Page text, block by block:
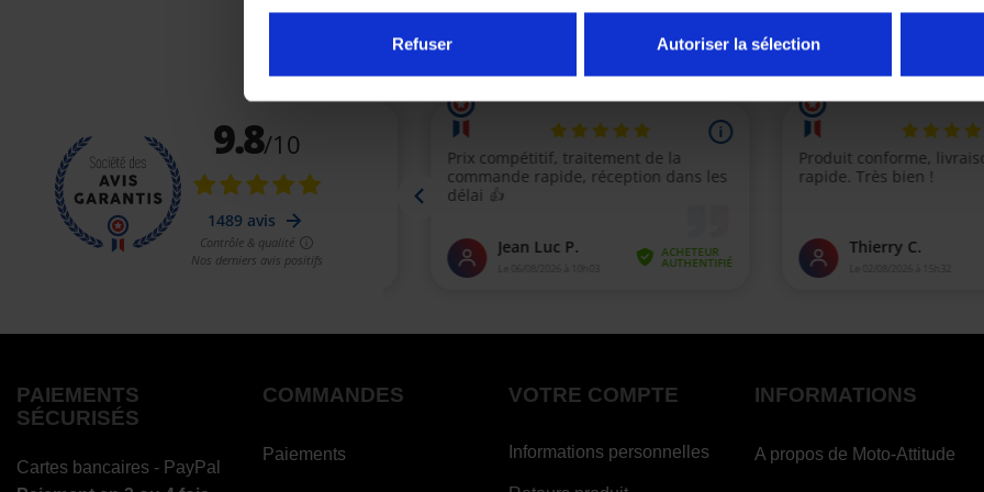
Refuser Autoriser la sélection
PAIEMENTS
SÉCURISÉS
Cartes bancaires - PayPal
COMMANDES
Paiements
VOTRE COMPTE
Informations personnelles
INFORMATIONS
A propos de Moto-Attitude